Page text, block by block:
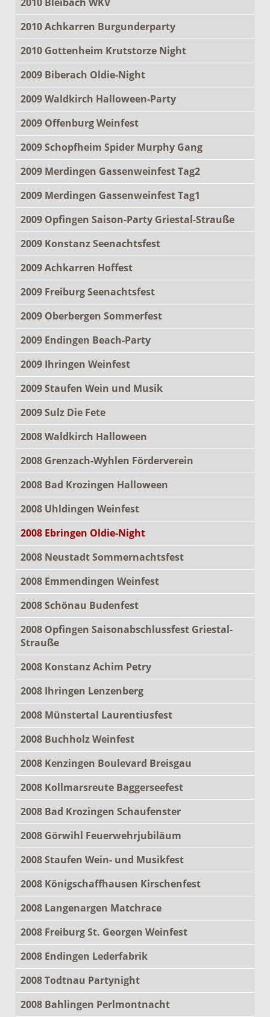
2010 Achkarren Burgunderparty
2010 Gottenheim Krutstorze Night
2009 Biberach Oldie-Night
2009 Waldkirch Halloween-Party
2009 Offenburg Weinfest
2009 Schopfheim Spider Murphy Gang
2009 Merdingen Gassenweinfest Tag2
2009 Merdingen Gassenweinfest Tag1
2009 Opfingen Saison-Party Griestal-Strauße
2009 Konstanz Seenachtsfest
2009 Achkarren Hoffest
2009 Freiburg Seenachtsfest
2009 Oberbergen Sommerfest
2009 Endingen Beach-Party
2009 Ihringen Weinfest
2009 Staufen Wein und Musik
2009 Sulz Die Fete
2008 Waldkirch Halloween
2008 Grenzach-Wyhlen Förderverein
2008 Bad Krozingen Halloween
2008 Uhldingen Weinfest
2008 Ebringen Oldie-Night
2008 Neustadt Sommernachtsfest
2008 Emmendingen Weinfest
2008 Schönau Budenfest
2008 Opfingen Saisonabschlussfest Griestal-
Strauße
2008 Konstanz Achim Petry
2008 Ihringen Lenzenberg
2008 Münstertal Laurentiusfest
2008 Buchholz Weinfest
2008 Kenzingen Boulevard Breisgau
2008 Kollmarsreute Baggerseefest
2008 Bad Krozingen Schaufenster
2008 Görwihl Feuerwehrjubiläum
2008 Staufen Wein- und Musikfest
2008 Königschaffhausen Kirschenfest
2008 Langenargen Matchrace
2008 Freiburg St. Georgen Weinfest
2008 Endingen Lederfabrik
2008 Todtnau Partynight
2008 Bahlingen Perlmontnacht